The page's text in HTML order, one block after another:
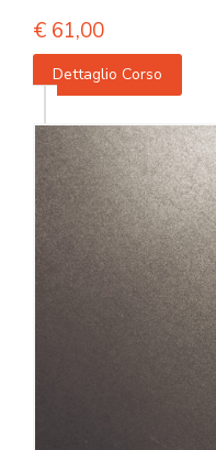
€ 61,00
Dettaglio Corso